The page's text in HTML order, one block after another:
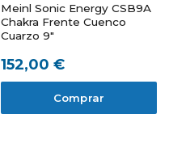
Meinl Sonic Energy CSB9A
Chakra Frente Cuenco
Cuarzo 9"
152,00 €
Comprar